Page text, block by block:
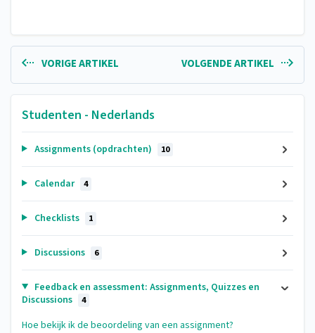
VORIGE ARTIKEL VOLGENDE ARTIKEL
Studenten - Nederlands
Assignments (opdrachten) 10
Calendar 4
Checklists 1
Discussions 6
Feedback en assessment: Assignments, Quizzes en
Discussions
4
Hoe bekijk ik de beoordeling van een assignment?